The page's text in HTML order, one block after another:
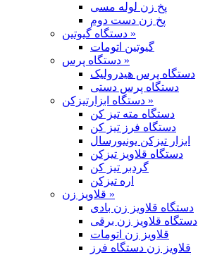
پخ زن لوله مسی
پخ زن دست دوم
دستگاه گیوتین »
گیوتین اتومات
دستگاه پرس »
دستگاه پرس هیدرولیک
دستگاه پرس دستی
دستگاه ابزارتیزکن »
دستگاه مته تیز کن
دستگاه فرز تیز کن
ابزار تیزکن یونیورسال
دستگاه قلاویز تیزکن
گردبر تیز کن
اره تیزکن
قلاویز زن »
دستگاه قلاویز زن بادی
دستگاه قلاویز زن برقی
قلاویز زن اتومات
قلاویز زن دستگاه فرز